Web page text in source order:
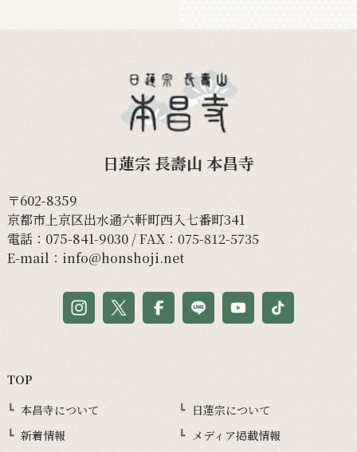
日蓮宗 長壽山 本昌寺
〒602-8359
京都市上京区出水通六軒町西入七番町341
電話： 075-841-9030/ FAX：075-812-5735
E-mail： info@honshoji.net
TOP
本昌寺について
日蓮宗について
新着情報
メディア掲載情報